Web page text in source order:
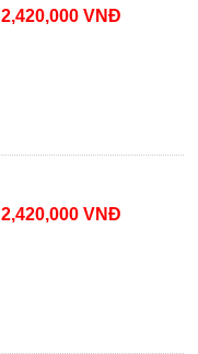
2,420,000 VNĐ
2,420,000 VNĐ